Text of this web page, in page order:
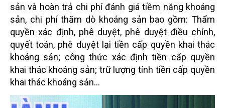
sản và hoàn trả chi phí đánh giá tiềm năng khoáng
sản, chi phí thăm dò khoáng sản bao gồm: Thẩm
quyền xác định, phê duyệt, phê duyệt điều chỉnh,
quyết toán, phê duyệt lại tiền cấp quyền khai thác
khoáng sản; công thức xác định tiền cấp quyền
khai thác khoáng sản; trữ lượng tính tiền cấp quyền
khai thác khoáng sản…